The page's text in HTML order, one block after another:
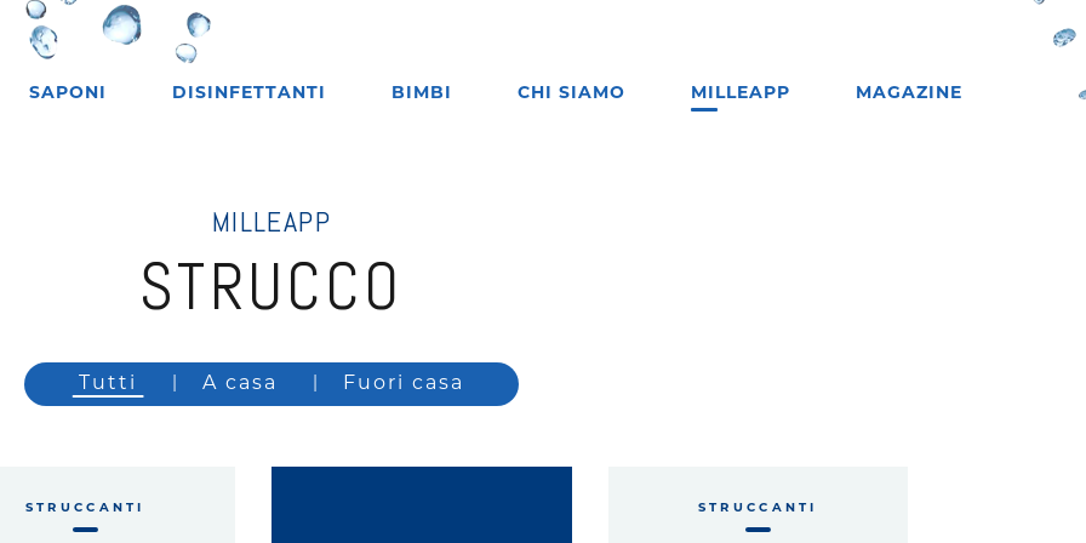
SAPONI DISINFETTANTI BIMBI CHI SIAMO MILLEAPP MAGAZINE
MILLEAPP
STRUCCO
Tutti A casa Fuori casa
STRUCCANTI STRUCCANTI